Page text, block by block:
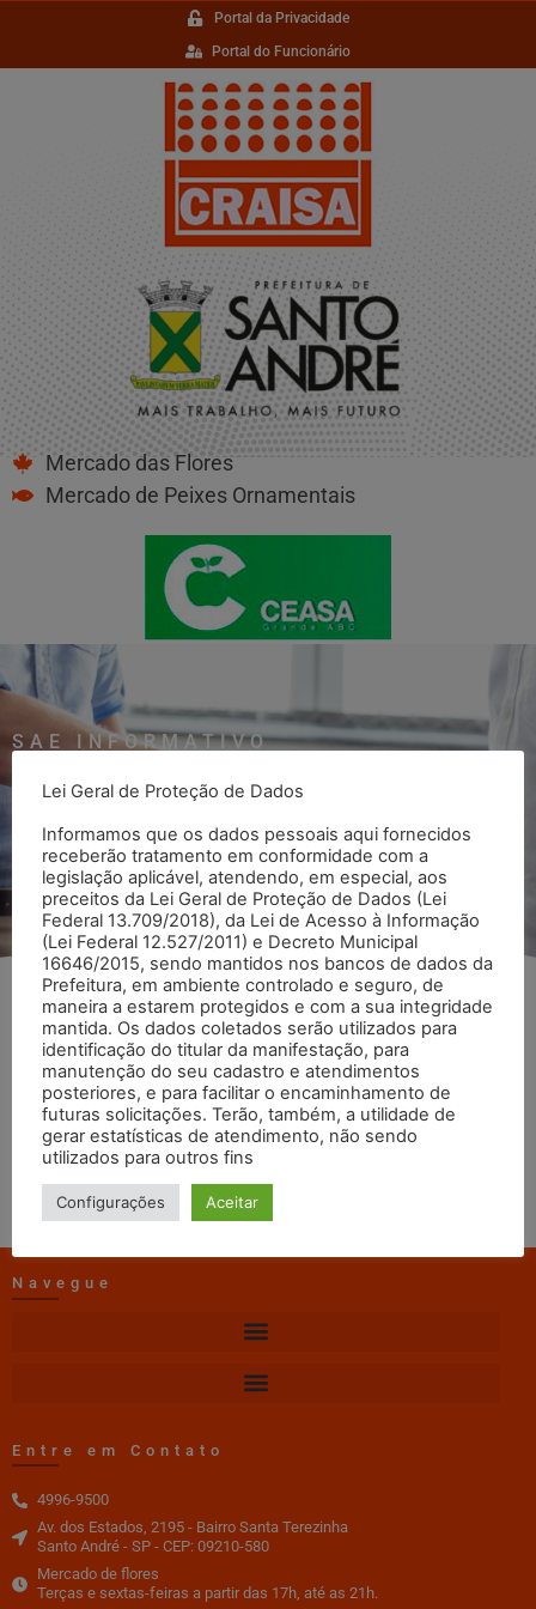
Portal da Privacidade
Portal do Funcionário
Mercado das Flores
Mercado de Peixes Ornamentais
SAE INFORMATIVO
Veja todos os informativos SAE
Voltar para página SAE Informativo
Abril
web master 10/04/2021 14:25
DOWNLOAD
Navegue
Entre em Contato
4996-9500
Av. dos Estados, 2195 - Bairro Santa Terezinha
Santo André - SP - CEP: 09210-580
Mercado de flores
Terças e sextas-feiras a partir das 17h, até as 21h.
Lei Geral de Proteção de Dados
Informamos que os dados pessoais aqui fornecidos
receberão tratamento em conformidade com a
legislação aplicável, atendendo, em especial, aos
preceitos da Lei Geral de Proteção de Dados (Lei
Federal 13.709/2018), da Lei de Acesso à Informação
(Lei Federal 12.527/2011) e Decreto Municipal
16646/2015, sendo mantidos nos bancos de dados da
Prefeitura, em ambiente controlado e seguro, de
maneira a estarem protegidos e com a sua integridade
mantida. Os dados coletados serão utilizados para
identificação do titular da manifestação, para
manutenção do seu cadastro e atendimentos
posteriores, e para facilitar o encaminhamento de
futuras solicitações. Terão, também, a utilidade de
gerar estatísticas de atendimento, não sendo
utilizados para outros fins
Configurações Aceitar